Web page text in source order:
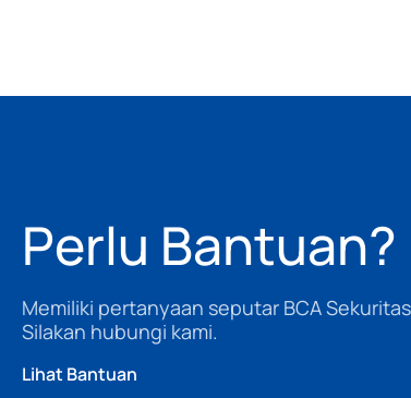
Perlu Bantuan?
Memiliki pertanyaan seputar BCA
Silakan hubungi kami.
Lihat Bantuan